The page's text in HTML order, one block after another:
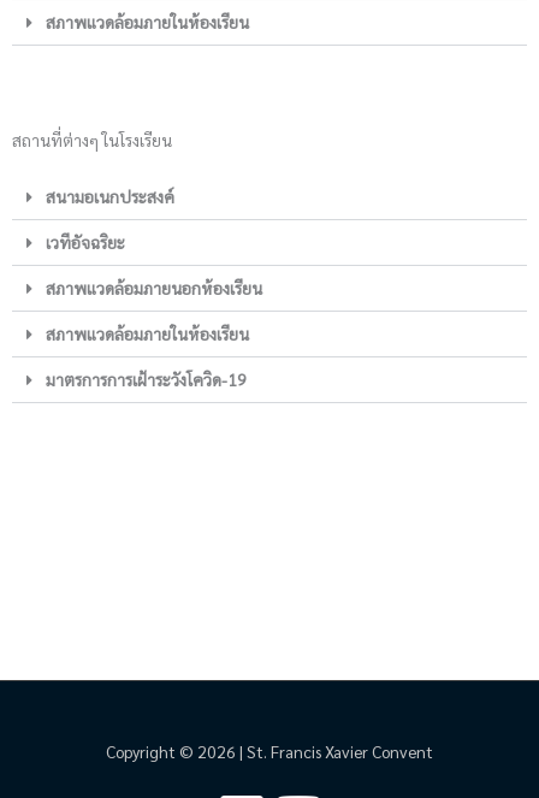
สภาพแวดล้อมภายในห้องเรียน
สถานที่ต่างๆ ในโรงเรียน
สนามอเนกประสงค์
เวทีอัจฉริยะ
สภาพแวดล้อมภายนอกห้องเรียน
สภาพแวดล้อมภายในห้องเรียน
มาตรการการเฝ้าระวังโควิด-19
Copyright © 2026 | St. Francis Xavier Convent